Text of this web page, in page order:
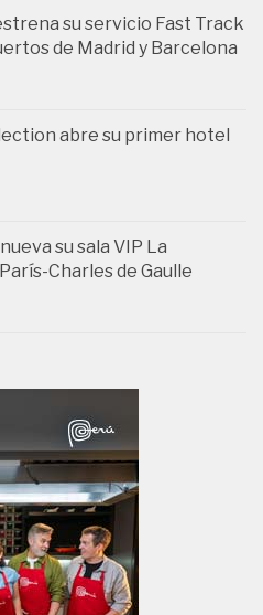
su servicio Fast Track
de Madrid y Barcelona
abre su primer hotel
su sala VIP La
Charles de Gaulle